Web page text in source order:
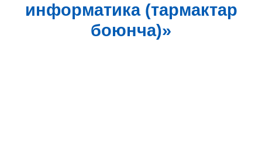
информатика (тармактар
боюнча)»